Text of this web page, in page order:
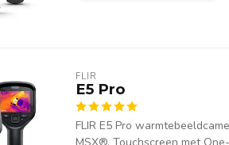
FLIR
E5 Pro
FLIR E5 Pro